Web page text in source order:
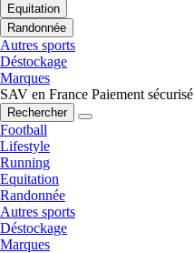
Equitation
Randonnée
Autres sports
Déstockage
Marques
SAV en France Paiement sécurisé
Rechercher
Football
Lifestyle
Running
Equitation
Randonnée
Autres sports
Déstockage
Marques